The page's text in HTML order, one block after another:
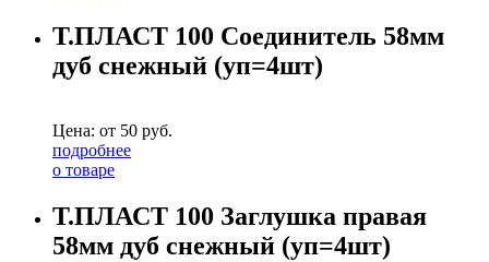
Т.ПЛАСТ 100 Соединитель 58мм
дуб снежный (уп=4шт)
Цена: от 50 руб.
подробнее
о товаре
Т.ПЛАСТ 100 Заглушка правая
58мм дуб снежный (уп=4шт)